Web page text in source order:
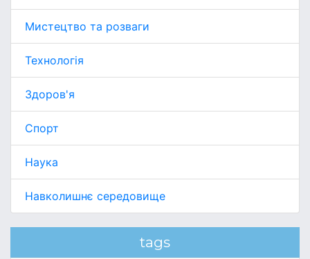
Мистецтво та розваги
Технологія
Здоров'я
Спорт
Наука
Навколишнє середовище
tags